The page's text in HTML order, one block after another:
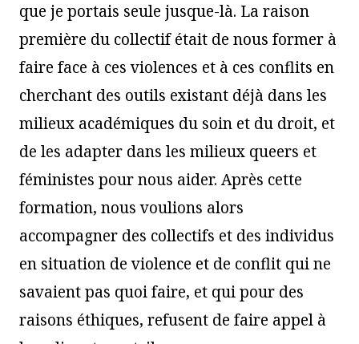
que je portais seule jusque-là. La raison
première du collectif était de nous former à
faire face à ces violences et à ces conflits en
cherchant des outils existant déjà dans les
milieux académiques du soin et du droit, et
de les adapter dans les milieux queers et
féministes pour nous aider. Après cette
formation, nous voulions alors
accompagner des collectifs et des individus
en situation de violence et de conflit qui ne
savaient pas quoi faire, et qui pour des
raisons éthiques, refusent de faire appel à